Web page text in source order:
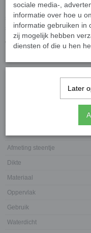
De mini colorful triangle
steentjes en is uitstekend
steentjes.
Voor het knippen van de
Afmeting steentje
Dikte
Materiaal
Oppervlak
Gebruik
Waterdicht
sociale media-,
informatie over hoe u
informatie gebruiken in
zij mogelijk hebben
diensten of die u hen
Later